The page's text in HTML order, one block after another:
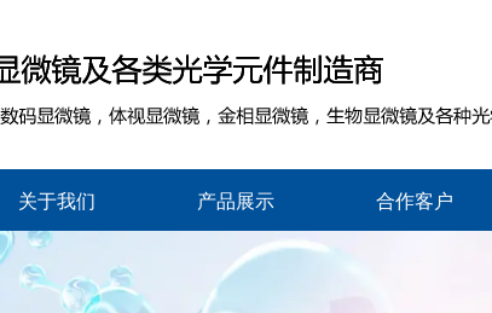
关于我们 产品展示 合作客户